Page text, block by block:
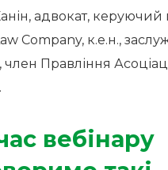
адвокат, керуючий
Company, к.е.н.,
член Правління
вебінару